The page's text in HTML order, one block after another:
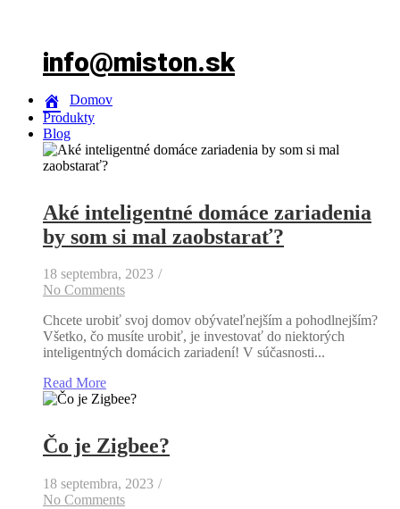
info@miston.sk
Domov
Produkty
Blog
Aké inteligentné domáce zariadenia
by som si mal zaobstarať?
18 septembra, 2023 /
No Comments
Chcete urobiť svoj domov obývateľnejším a pohodlnejším?
Všetko, čo musíte urobiť, je investovať do niektorých
inteligentných domácich zariadení! V súčasnosti...
Read More
Čo je Zigbee?
18 septembra, 2023 /
No Comments